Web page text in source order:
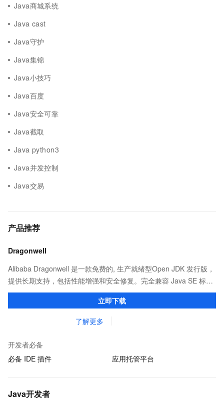
Java商城系统
Java cast
Java守护
Java集锦
Java小技巧
Java百度
Java安全可靠
Java截取
Java python3
Java并发控制
Java交易
产品推荐
Dragonwell
Alibaba Dragonwell 是一款免费的, 生产就绪型Open JDK 发行版，
提供长期支持，包括性能增强和安全修复。完全兼容 Java SE 标
准，您可以在任何常用操作系统（包括 Linux、Windows 和
macOS）上开发 Java 应用程序。立即下载
了解更多
开发者必备
必备 IDE 插件
应用托管平台
Java开发者